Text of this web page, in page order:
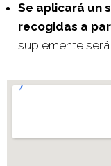
Se aplicará un
recogidas a
suplemente